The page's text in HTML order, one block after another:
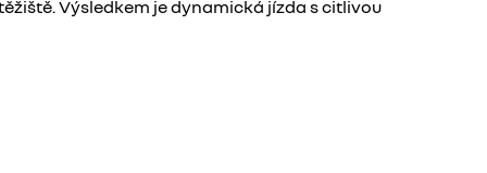
Výsledkem je dynamická jízda s citlivou